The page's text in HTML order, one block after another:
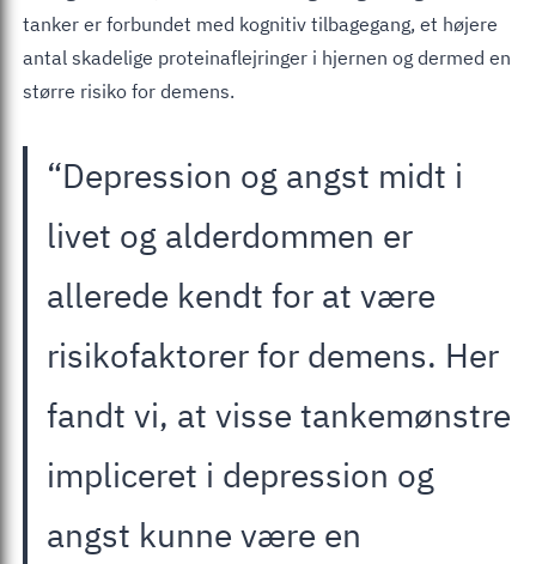
tanker er forbundet med kognitiv tilbagegang, et højere
antal skadelige proteinaflejringer i hjernen og dermed en
større risiko for demens.
“Depression og angst midt i
livet og alderdommen er
allerede kendt for at være
risikofaktorer for demens. Her
fandt vi, at visse tankemønstre
impliceret i depression og
angst kunne være en